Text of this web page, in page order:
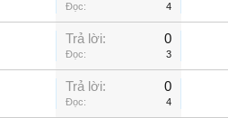
Đọc: 4
Trả lời: 0
Đọc: 3
Trả lời: 0
Đọc: 4